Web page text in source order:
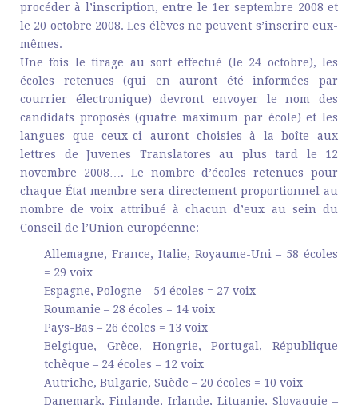
procéder à l’inscription, entre le 1er septembre 2008 et
le 20 octobre 2008. Les élèves ne peuvent s’inscrire eux-
mêmes.
Une fois le tirage au sort effectué (le 24 octobre), les
écoles retenues (qui en auront été informées par
courrier électronique) devront envoyer le nom des
candidats proposés (quatre maximum par école) et les
langues que ceux-ci auront choisies à la boîte aux
lettres de Juvenes Translatores au plus tard le 12
novembre 2008…. Le nombre d’écoles retenues pour
chaque État membre sera directement proportionnel au
nombre de voix attribué à chacun d’eux au sein du
Conseil de l’Union européenne:
Allemagne, France, Italie, Royaume-Uni – 58 écoles
= 29 voix
Espagne, Pologne – 54 écoles = 27 voix
Roumanie – 28 écoles = 14 voix
Pays-Bas – 26 écoles = 13 voix
Belgique, Grèce, Hongrie, Portugal, République
tchèque – 24 écoles = 12 voix
Autriche, Bulgarie, Suède – 20 écoles = 10 voix
Danemark, Finlande, Irlande, Lituanie, Slovaquie –